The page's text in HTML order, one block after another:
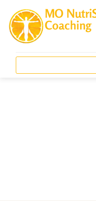
MO
Coaching